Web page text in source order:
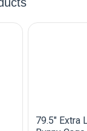
(zwart
van onze